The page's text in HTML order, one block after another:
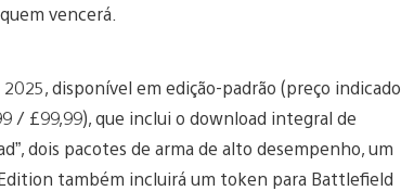
vencerá.
disponível em edição-padrão (preço indicado
/ £99,99), que inclui o download integral de
dois pacotes de arma de alto desempenho, um
também incluirá um token para Battlefield